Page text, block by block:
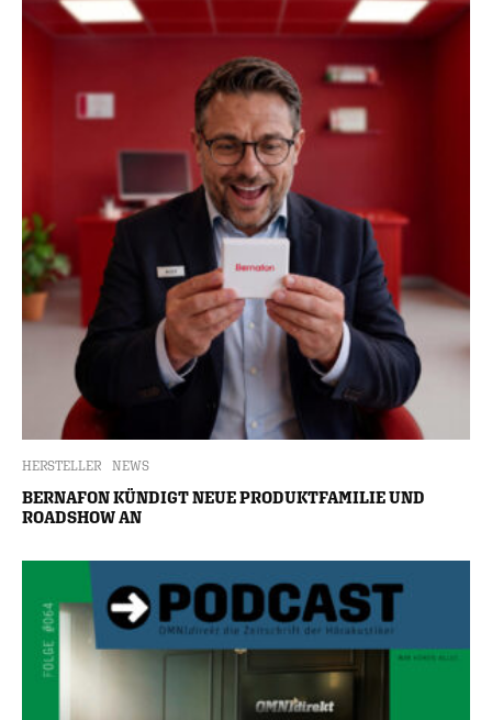
HERSTELLER NEWS
BERNAFON KÜNDIGT NEUE PRODUKTFAMILIE UND
ROADSHOW AN